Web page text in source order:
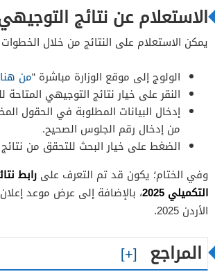
الاستعلام عن نتائج
يمكن الاستعلام على النتائج من خلال الخطوات
الولوج إلى موقع الوزارة مباشرة “من هنا
النقر على خيار نتائج التوجيهي المتاحة
إدخال البيانات المطلوبة في الحقول
من إدخال رقم الجلوس الصحيح.
الضغط على خيار البحث للتحقق من
وفي الختام؛ يكون قد تم التعرف على رابط
التكميلي 2025
، بالإضافة إلى عرض موعد
الأردن 2025.
المراجع